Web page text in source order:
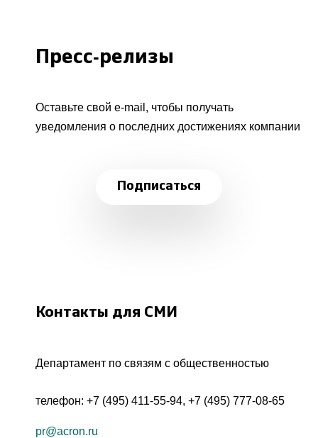
Пресс-релизы
Оставьте свой e-mail, чтобы получать
уведомления о последних достижениях компании
Подписаться
Контакты для СМИ
Департамент по связям с общественностью
телефон: +7 (495) 411-55-94, +7 (495) 777-08-65
pr@acron.ru